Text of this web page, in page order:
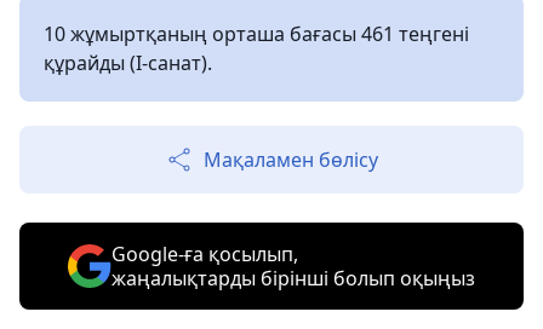
10 жұмыртқаның орташа бағасы 461 теңгені
құрайды (І-санат).
Мақаламен бөлісу
Google-ға қосылып,
жаңалықтарды бірінші болып оқыңыз